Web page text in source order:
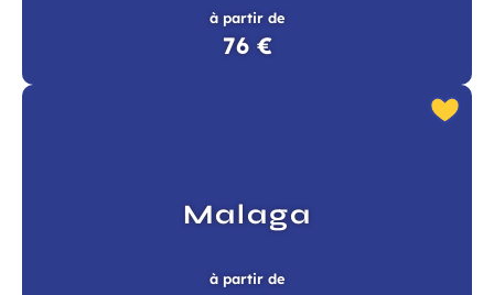
à partir de
76 €
Malaga
à partir de